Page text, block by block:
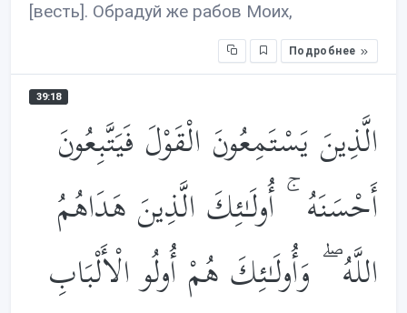
[весть]. Обрадуй же рабов Моих,
Подробнее
39:18
الَّذِينَ يَسْتَمِعُونَ الْقَوْلَ فَيَتَّبِعُونَ
أَحْسَنَهُ ۚ أُولَـٰئِكَ الَّذِينَ هَدَاهُمُ
اللَّهُ ۖ وَأُولَـٰئِكَ هُمْ أُولُو الْأَلْبَابِ